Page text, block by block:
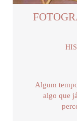
Algum
algo que